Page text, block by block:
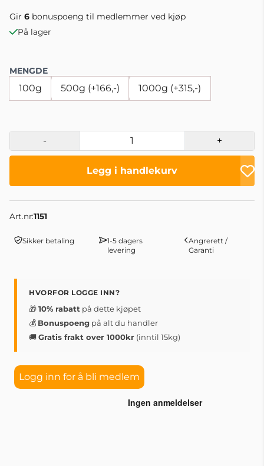
Gir 6 bonuspoeng til medlemmer ved kjøp
På lager
MENGDE
100g 500g (+166,-) 1000g (+315,-)
- +
Legg i handlekurv
Art.nr:1151
Sikker betaling
1-5 dagers
levering
Angrerett /
Garanti
HVORFOR LOGGE INN?
🎁10% rabatt på dette kjøpet
💰 Bonuspoeng på alt du handler
🚚Gratis frakt over 1000kr (inntil 15kg)
Logg inn for å bli medlem